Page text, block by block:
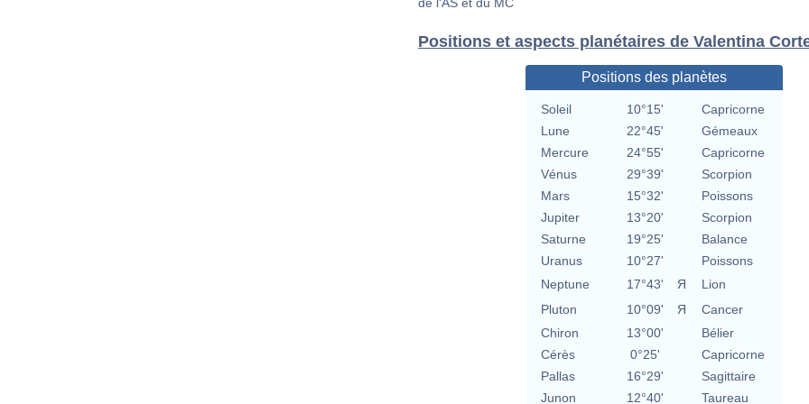
de l'AS et du MC
Positions et aspects planétaires de Valentina
Positions des planètes
Soleil 10°15'
Capricorne
Lune
22°45'
Gémeaux
Mercure
24°55'
Capricorne
Vénus
29°39'
Scorpion
Mars
15°32'
Poissons
Jupiter
13°20'
Scorpion
Saturne
19°25'
Balance
Uranus
10°27'
Poissons
Neptune
17°43' Я
Lion
Pluton
10°09' Я
Cancer
Chiron
13°00'
Bélier
Cérès
0°25'
Capricorne
Pallas
16°29'
Sagittaire
Junon
12°40' Taureau